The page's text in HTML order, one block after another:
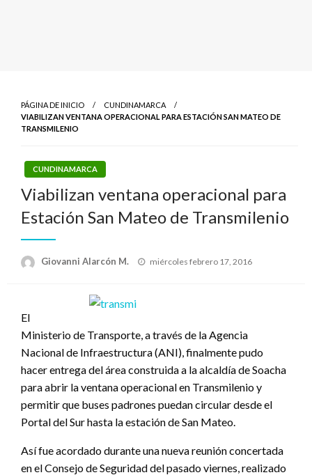
PÁGINA DE INICIO
CUNDINAMARCA
VIABILIZAN VENTANA OPERACIONAL PARA ESTACIÓN SAN MATEO DE
TRANSMILENIO
CUNDINAMARCA
Viabilizan ventana operacional para
Estación San Mateo de Transmilenio
Giovanni Alarcón M.
Publicado
miércoles febrero 17, 2016
El
Ministerio de Transporte, a través de la Agencia
Nacional de Infraestructura (ANI), finalmente pudo
hacer entrega del área construida a la alcaldía de Soacha
para abrir la ventana operacional en Transmilenio y
permitir que buses padrones puedan circular desde el
Portal del Sur hasta la estación de San Mateo.
Así fue acordado durante una nueva reunión concertada
en el Consejo de Seguridad del pasado viernes, realizado